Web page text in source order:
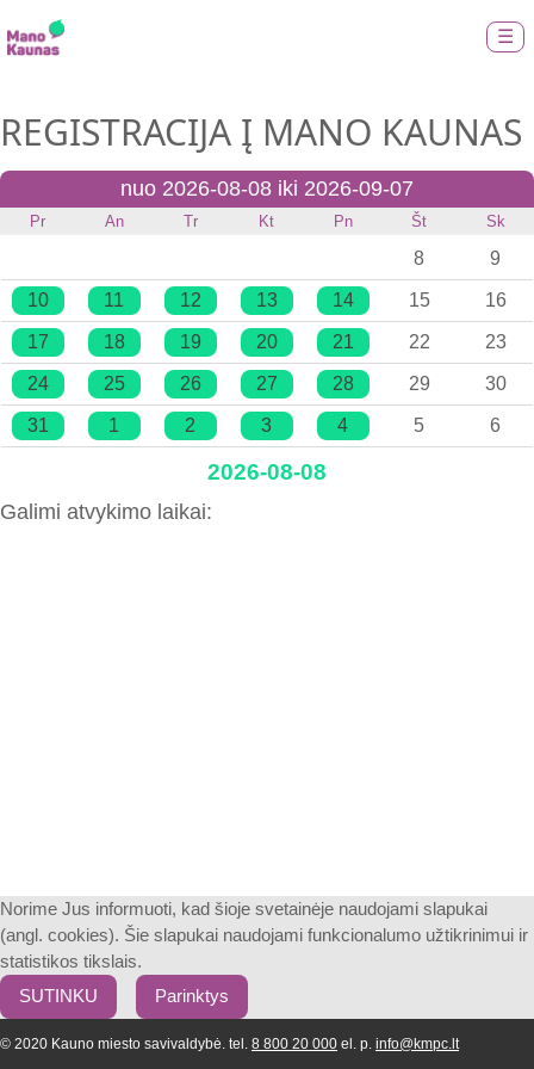
☰
REGISTRACIJA Į MANO KAUNAS
nuo 2026-08-08 iki 2026-09-07
Pr An Tr Kt Pn Št Sk
8 9
10 11 12 13 14 15 16
17 18 19 20 21 22 23
24 25 26 27 28 29 30
31 1 2 3 4 5 6
2026-08-08
Galimi atvykimo laikai:
Norime Jus informuoti, kad šioje svetainėje naudojami slapukai
(angl. cookies). Šie slapukai naudojami funkcionalumo užtikrinimui ir
statistikos tikslais.
SUTINKU
Parinktys
© 2020 Kauno miesto savivaldybė. tel. 8 800 20 000 el. p. info@kmpc.lt